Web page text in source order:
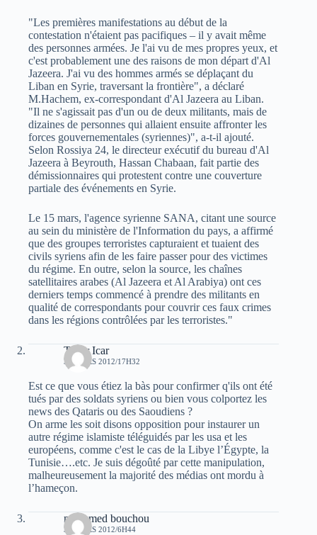
"Les premières manifestations au début de la
contestation n'étaient pas pacifiques – il y avait même
des personnes armées. Je l'ai vu de mes propres yeux, et
c'est probablement une des raisons de mon départ d'Al
Jazeera. J'ai vu des hommes armés se déplaçant du
Liban en Syrie, traversant la frontière", a déclaré
M.Hachem, ex-correspondant d'Al Jazeera au Liban.
"Il ne s'agissait pas d'un ou de deux militants, mais de
dizaines de personnes qui allaient ensuite affronter les
forces gouvernementales (syriennes)", a-t-il ajouté.
Selon Rossiya 24, le directeur exécutif du bureau d'Al
Jazeera à Beyrouth, Hassan Chabaan, fait partie des
démissionnaires qui protestent contre une couverture
partiale des événements en Syrie.
Le 15 mars, l'agence syrienne SANA, citant une source
au sein du ministère de l'Information du pays, a affirmé
que des groupes terroristes capturaient et tuaient des
civils syriens afin de les faire passer pour des victimes
du régime. En outre, selon la source, les chaînes
satellitaires arabes (Al Jazeera et Al Arabiya) ont ces
derniers temps commencé à prendre des militants en
qualité de correspondants pour couvrir ces faux crimes
dans les régions contrôlées par les terroristes."
Tahar Icar
30 MARS 2012/17H32
Est ce que vous étiez la bàs pour confirmer q'ils ont été
tués par des soldats syriens ou bien vous colportez les
news des Qataris ou des Saoudiens ?
On arme les soit disons opposition pour instaurer un
autre régime islamiste téléguidés par les usa et les
européens, comme c'est le cas de la Libye l’Égypte, la
Tunisie….etc. Je suis dégoûté par cette manipulation,
malheureusement la majorité des médias ont mordu à
l’hameçon.
mohamed bouchou
31 MARS 2012/6H44